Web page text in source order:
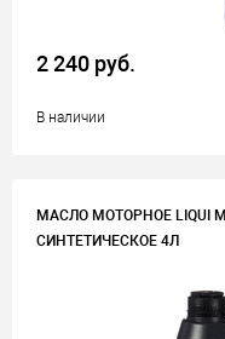
2 240 руб.
В наличии
МАСЛО МОТОРНОЕ LIQUI
СИНТЕТИЧЕСКОЕ 4Л